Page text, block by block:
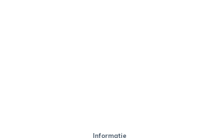
Informatie